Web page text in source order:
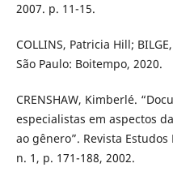
2007. p. 11-15.
COLLINS, Patricia Hill;
São Paulo: Boitempo, 2020.
CRENSHAW, Kimberlé.
especialistas em aspectos
ao gênero”. Revista
n. 1, p. 171-188, 2002.